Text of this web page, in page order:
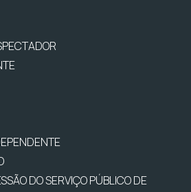
DO SERVIÇO PÚBLICO DE